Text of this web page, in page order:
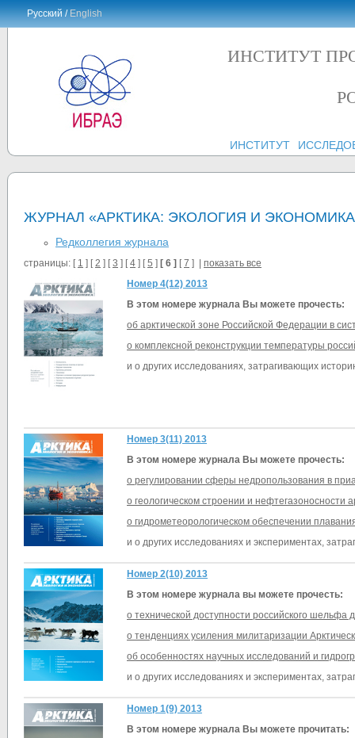
Русский /English
ИНСТИТУТ
ИНСТИТУТ
ЖУРНАЛ «АРКТИКА: ЭКОЛОГИЯ И
Редколлегия журнала
страницы: [ 1 ] [2 ] [3 ] [4 ] [5 ] [ 6 ] [7 ] | показать все
Номер 4(12) 2013
В этом номере журнала Вы можете прочесть:
об арктической зоне Российской Федерации в
о комплексной реконструкции температуры
и о других исследованиях, затрагивающих
Номер 3(11) 2013
В этом номере журнала Вы можете прочесть:
о регулировании сферы недропользования в
о геологическом строении и нефтегазоносности
о гидрометеорологическом обеспечении
и о других исследованиях и экспериментах,
Номер 2(10) 2013
В этом номере журнала вы можете прочесть:
о технической доступности российского шельфа
о тенденциях усиления милитаризации
об особенностях научных исследований и
и о других исследованиях и экспериментах,
Номер 1(9) 2013
В этом номере журнала Вы можете прочитать: